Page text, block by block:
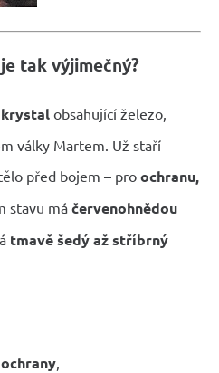
tak výjimečný?
obsahující železo,
války Martem. Už staří
před bojem – pro ochranu,
stavu máčervenohnědou
tmavě šedý až stříbrný